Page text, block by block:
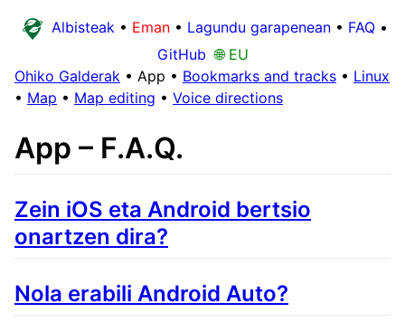
Albisteak • Eman • Lagundu garapenean • FAQ •
GitHub 🌐 EU
Ohiko Galderak • App • Bookmarks and tracks • Linux
• Map • Map editing • Voice directions
App – F.A.Q.
Zein iOS eta Android bertsio
onartzen dira?
Nola erabili Android Auto?